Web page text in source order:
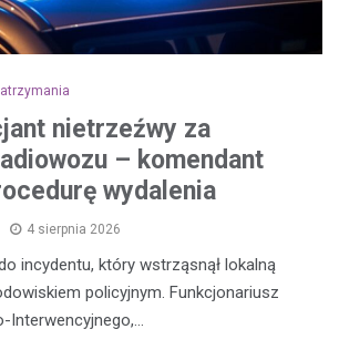
nietrzeźwy za
– komendant
wydalenia
4 sierpnia 2026
incydentu, który wstrząsnął lokalną
policyjnym. Funkcjonariusz
Interwencyjnego,…